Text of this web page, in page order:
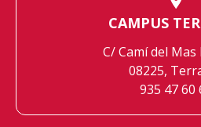
CAMPUS
C/ Camí del Mas
08225,
935 47 60